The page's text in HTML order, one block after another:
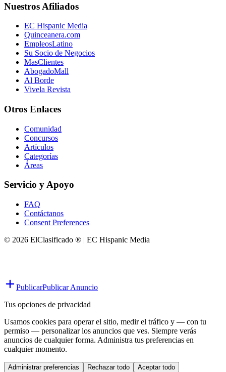
Nuestros Afiliados
EC Hispanic Media
Quinceanera.com
EmpleosLatino
Su Socio de Negocios
MasClientes
AbogadoMall
Al Borde
Vivela Revista
Otros Enlaces
Comunidad
Concursos
Artículos
Categorías
Áreas
Servicio y Apoyo
FAQ
Contáctanos
Consent Preferences
© 2026 ElClasificado ® | EC Hispanic Media
PublicarPublicar Anuncio
Tus opciones de privacidad
Usamos cookies para operar el sitio, medir el tráfico y — con tu
permiso — personalizar los anuncios que ves. Siempre verás
anuncios de cualquier forma. Administra tus preferencias en
cualquier momento.
Administrar preferencias Rechazar todo Aceptar todo